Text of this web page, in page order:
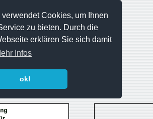
Cookies, um Ihnen
zu bieten. Durch die
erklären Sie sich damit
Infos
ok!